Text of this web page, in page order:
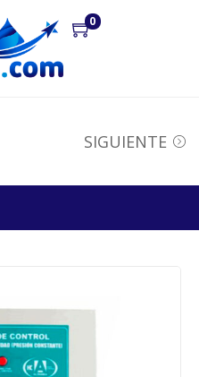
0
SIGUIENTE